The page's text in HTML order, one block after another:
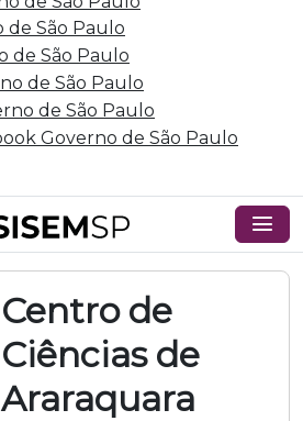
menu
Centro de
Ciências de
Araraquara